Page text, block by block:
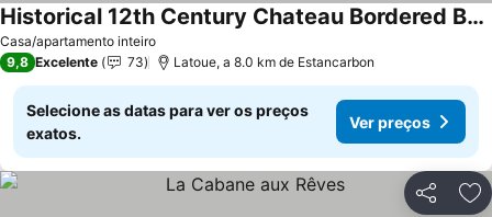
Casa/apartamento inteiro
Historical 12th Century Chateau Bordered By River
9,8 Excelente 73 Latoue, a 8.0 km de Estancarbon
Selecione as datas para ver os preços
exatos.
Ver preços
Partilhar